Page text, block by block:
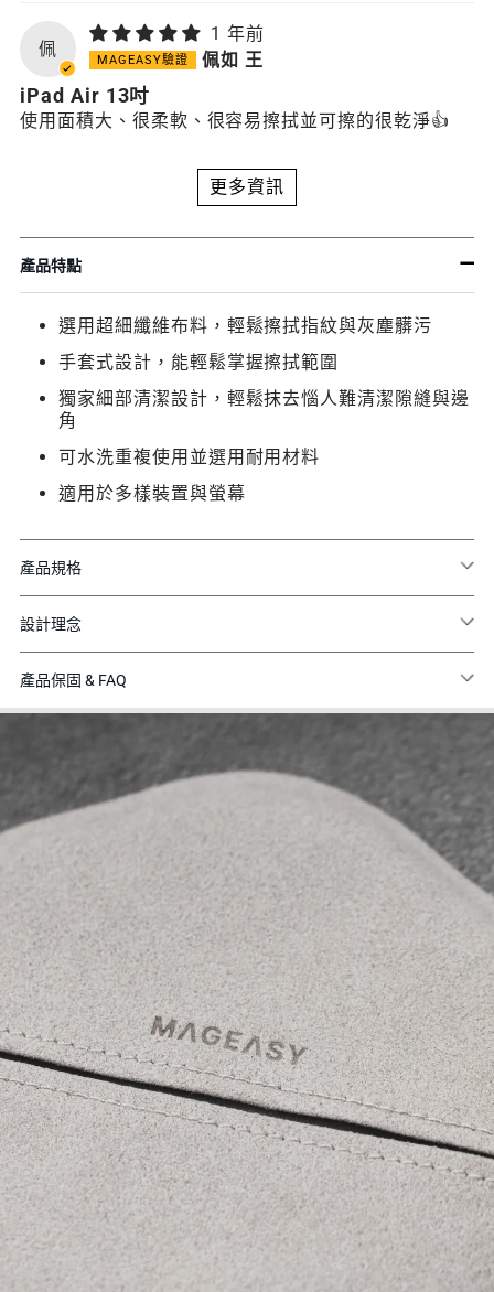
佩
1 年前
佩如 王
iPad Air 13吋
使用面積大、很柔軟、很容易擦拭並可擦的很乾淨👍
更多資訊
產品特點
選用超細纖維布料，輕鬆擦拭指紋與灰塵髒污
手套式設計，能輕鬆掌握擦拭範圍
獨家細部清潔設計，輕鬆抹去惱人難清潔隙縫與邊
角
可水洗重複使用並選用耐用材料
適用於多樣裝置與螢幕
產品規格
設計理念
產品保固 & FAQ